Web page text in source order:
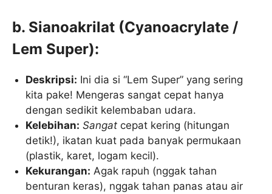
b. Sianoakrilat (Cyanoacrylate /
Lem Super):
Deskripsi: Ini dia si “Lem Super” yang sering
kita pake! Mengeras sangat cepat hanya
dengan sedikit kelembaban udara.
Kelebihan: Sangat cepat kering (hitungan
detik!), ikatan kuat pada banyak permukaan
(plastik, karet, logam kecil).
Kekurangan: Agak rapuh (nggak tahan
benturan keras), nggak tahan panas atau air